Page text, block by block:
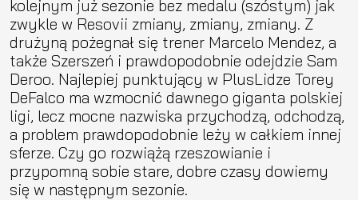
kolejnym już sezonie bez medalu (szóstym) jak
zwykle w Resovii zmiany, zmiany, zmiany. Z
drużyną pożegnał się trener Marcelo Mendez, a
także Szerszeń i prawdopodobnie odejdzie Sam
Deroo. Najlepiej punktujący w PlusLidze Torey
DeFalco ma wzmocnić dawnego giganta polskiej
ligi, lecz mocne nazwiska przychodzą, odchodzą,
a problem prawdopodobnie leży w całkiem innej
sferze. Czy go rozwiążą rzeszowianie i
przypomną sobie stare, dobre czasy dowiemy
się w następnym sezonie.